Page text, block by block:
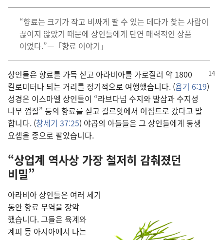
“향료는 크기가 작고 비싸게 팔 수 있는 데다가 찾는 사람이
끊이지 않았기 때문에 상인들에게 단연 매력적인 상품
이었다.”—「향료 이야기」
상인들은 향료를 가득 싣고 아라비아를 가로질러 약 1800
킬로미터나 되는 거리를 정기적으로 여행했습니다. (욥기 6:19)
성경은 이스마엘 상인들이 “라브다넘 수지와 발삼과 수지성
나무 껍질” 등의 향료를 싣고 길르앗에서 이집트로 갔다고 말
합니다. (창세기 37:25) 야곱의 아들들은 그 상인들에게 동생
요셉을 종으로 팔았습니다.
“상업계 역사상 가장 철저히 감춰졌던
비밀”
아라비아 상인들은 여러 세기
동안 향료 무역을 장악
했습니다. 그들은 육계와
계피 등 아시아에서 나는